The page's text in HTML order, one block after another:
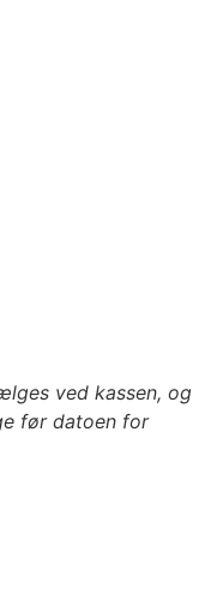
ved kassen, og
før datoen for